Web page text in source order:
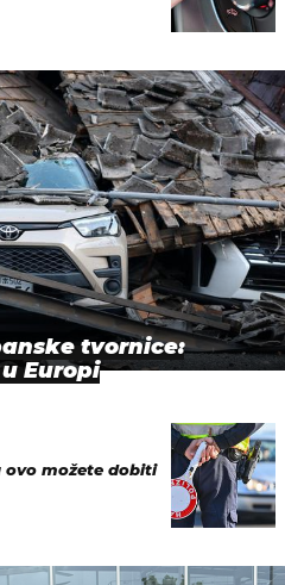
tvornice:
Europi
ovo možete dobiti